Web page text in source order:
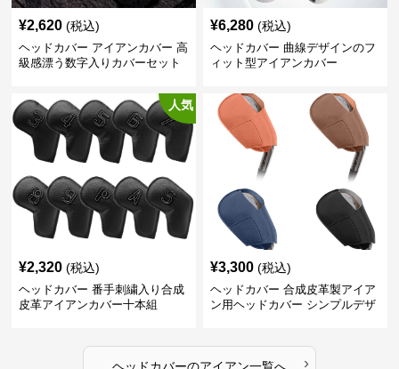
¥2,620 (税込)
ヘッドカバー アイアンカバー 高
級感漂う数字入りカバーセット
¥6,280 (税込)
ヘッドカバー 曲線デザインのフ
ィット型アイアンカバー
人気
¥2,320 (税込)
ヘッドカバー 番手刺繍入り合成
皮革アイアンカバー十本組
¥3,300 (税込)
ヘッドカバー 合成皮革製アイア
ン用ヘッドカバー シンプルデザ
›